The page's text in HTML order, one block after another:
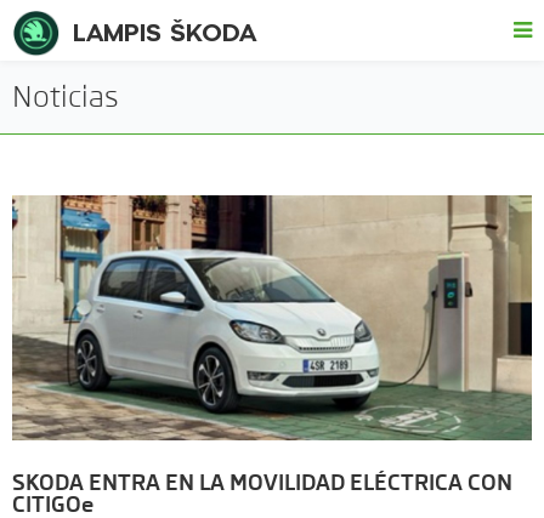
Noticias
SKODA ENTRA EN LA MOVILIDAD ELÉCTRICA CON
CITIGOe
LAMPIS ŠKODA